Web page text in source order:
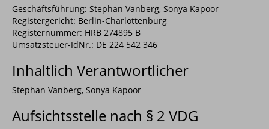
Geschäftsführung: Stephan Vanberg, Sonya Kapoor
Registergericht: Berlin-Charlottenburg
Registernummer: HRB 274895 B
Umsatzsteuer-IdNr.: DE 224 542 346
Inhaltlich Verantwortlicher
Stephan Vanberg, Sonya Kapoor
Aufsichtsstelle nach § 2 VDG